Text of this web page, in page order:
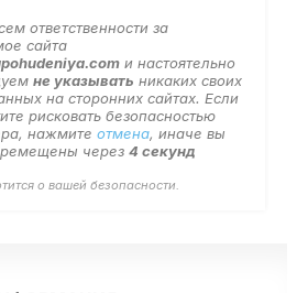
ответственности за
сайта
и настоятельно
не указывать никаких своих
на сторонних сайтах. Если
рисковать безопасностью
нажмите отмена, иначе вы
через 3секунд
о вашей безопасности.